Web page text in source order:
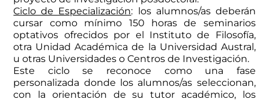
Ciclo de Especialización: los alumnos/as deberán
cursar como mínimo 150 horas de seminarios
optativos ofrecidos por el Instituto de Filosofía,
otra Unidad Académica de la Universidad Austral,
u otras Universidades o Centros de Investigación.
Este ciclo se reconoce como una fase
personalizada donde los alumnos/as seleccionan,
con la orientación de su tutor académico, los